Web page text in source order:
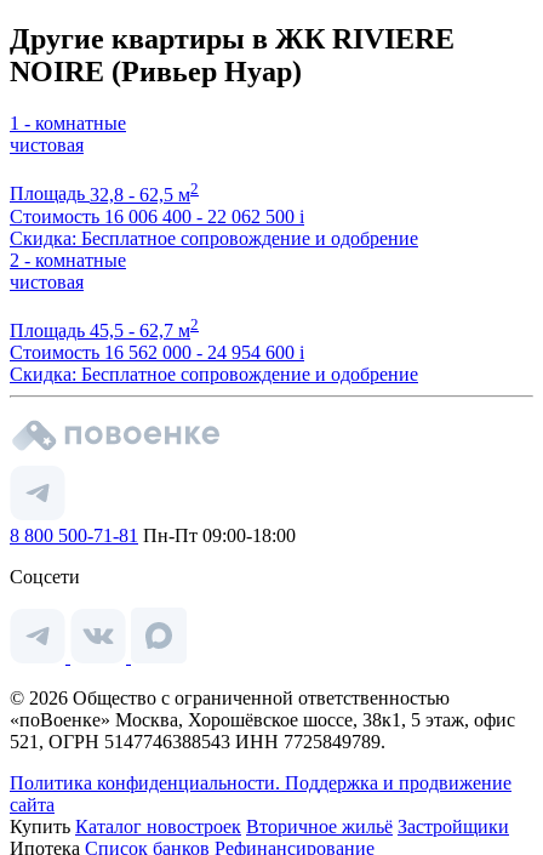
Другие квартиры в ЖК RIVIERE
NOIRE (Ривьер Нуар)
1 - комнатные
чистовая
Площадь 32,8 - 62,5 м2
Стоимость 16 006 400 - 22 062 500 i
Скидка: Бесплатное сопровождение и одобрение
2 - комнатные
чистовая
Площадь 45,5 - 62,7 м2
Стоимость 16 562 000 - 24 954 600 i
Скидка: Бесплатное сопровождение и одобрение
8 800 500-71-81 Пн-Пт 09:00-18:00
Соцсети
© 2026 Общество с ограниченной ответственностью
«поВоенке» Москва, Хорошёвское шоссе, 38к1, 5 этаж, офис
521, ОГРН 5147746388543 ИНН 7725849789.
Политика конфиденциальности. Поддержка и продвижение
сайта
Купить Каталог новостроек Вторичное жильё Застройщики
Ипотека Список банков Рефинансирование